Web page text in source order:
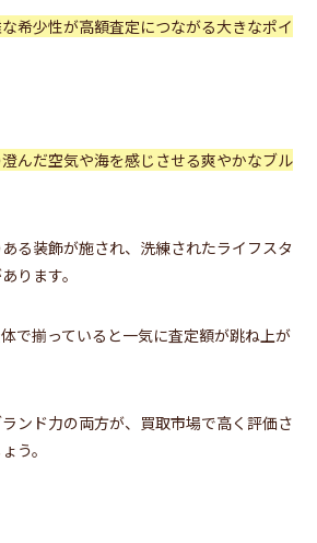
希少性が高額査定につながる大きなポイ
んだ空気や海を感じさせる爽やかなブル
る装飾が施され、洗練されたライフスタ
ります。
で揃っていると一気に査定額が跳ね上が
ンド力の両方が、買取市場で高く評価さ
う。